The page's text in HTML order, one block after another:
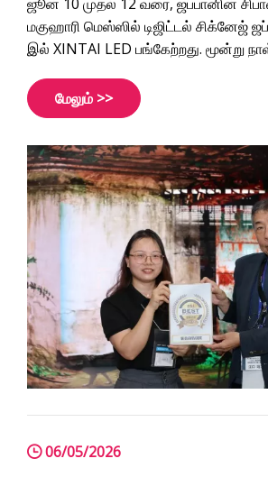
மகுஹாரி மெஸ்ஸில் டிஜிட்டல் சிக்னேஜ்
இல் XINTAI LED பங்கேற்றது. மூன்று
மற்றும் ஏற்கனவே உள்ள
சந்தித்தோம், பல்வேறு LED காட்சி
மேலும் >>
06/05/2026